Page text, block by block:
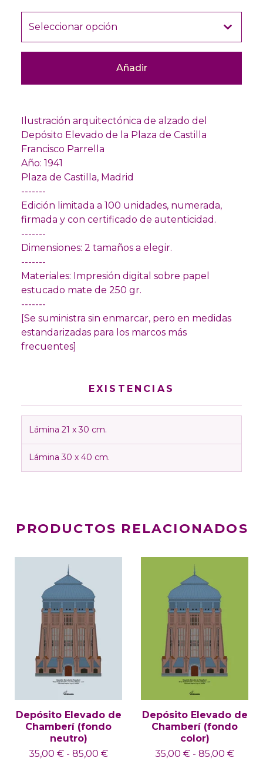
Añadir
Ilustración arquitectónica de alzado del
Depósito Elevado de la Plaza de Castilla
Francisco Parrella
Año: 1941
Plaza de Castilla, Madrid
-------
Edición limitada a 100 unidades, numerada,
firmada y con certificado de autenticidad.
-------
Dimensiones: 2 tamaños a elegir.
-------
Materiales: Impresión digital sobre papel
estucado mate de 250 gr.
-------
[Se suministra sin enmarcar, pero en medidas
estandarizadas para los marcos más
frecuentes]
EXISTENCIAS
Lámina 21 x 30 cm.
Lámina 30 x 40 cm.
PRODUCTOS RELACIONADOS
Depósito Elevado de
Chamberí (fondo
neutro)
35,00 € - 85,00 €
Depósito Elevado de
Chamberí (fondo
color)
35,00 € - 85,00 €